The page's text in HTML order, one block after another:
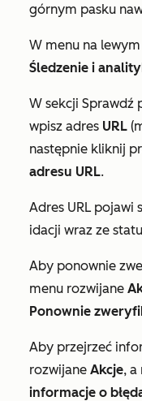
górnym pasku
W menu na
Śledzenie i
W sekcji Sprawdź
wpisz adres URL
następnie kliknij
adresu URL.
Adres URL pojawi
idacji wraz ze
Aby ponownie
menu rozwijane
Ponownie
Aby przejrzeć
rozwijane Akcje, a
informacje o